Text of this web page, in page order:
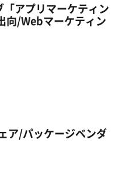
アプリマーケティン
向/Webマーケティン
ア/パッケージベンダ